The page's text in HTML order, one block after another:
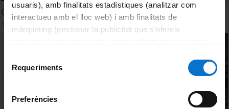
usuaris), amb finalitats estadístiques (analitzar com
interactueu amb el lloc web) i amb finalitats de
màrqueting (gestionar la publicitat que s’ofereix
consultar laPolítica de galetes del lloc web de la
Requeriments
Preferències
Cabrera: 'Una nueva esperanza para el Mediterraneo'